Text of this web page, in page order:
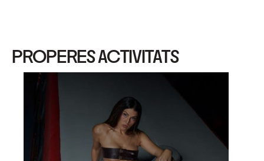
PROPERES ACTIVITATS